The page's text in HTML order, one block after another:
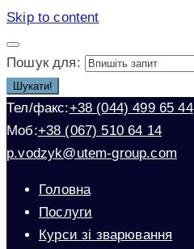
Skip to content
Пошук для:
Шукати!
Тел/факс:+38 (044) 499 65 44
Моб:+38 (067) 510 64 14
p.vodzyk@utem-group.com
Головна
Послуги
Курси зі зварювання